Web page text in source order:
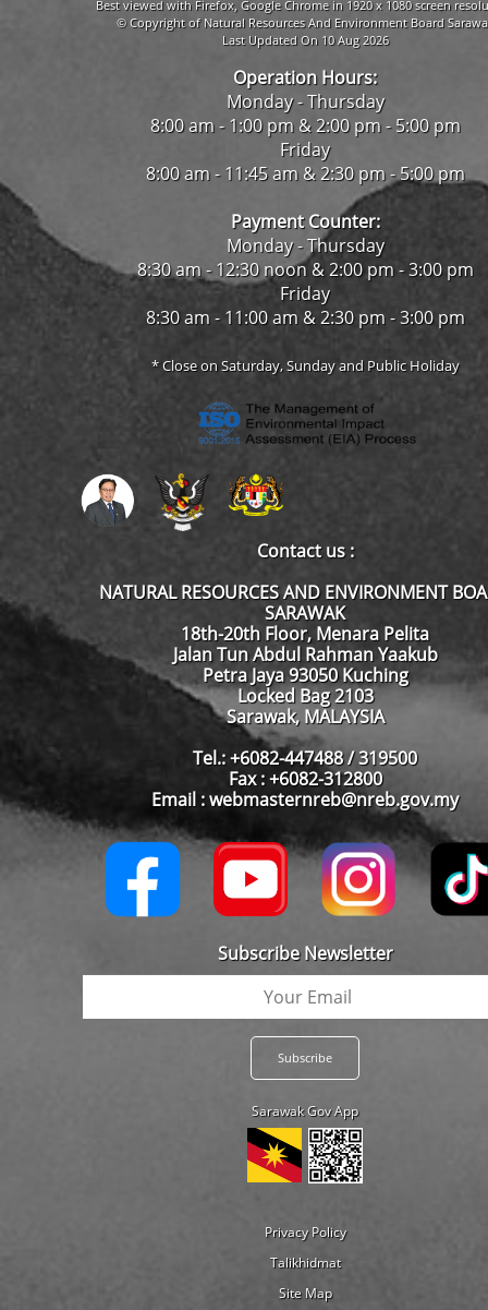
Best viewed with Firefox, Google Chrome in 1920 x 1080 screen
© Copyright of Natural Resources And Environment Board
Last Updated On 10 Aug 2026
Operation Hours:
Monday - Thursday
8:00 am - 1:00 pm & 2:00 pm - 5:00 pm
Friday
8:00 am - 11:45 am & 2:30 pm - 5:00 pm
Payment Counter:
Monday - Thursday
8:30 am - 12:30 noon & 2:00 pm - 3:00 pm
Friday
8:30 am - 11:00 am & 2:30 pm - 3:00 pm
* Close on Saturday, Sunday and Public Holiday
Contact us :
NATURAL RESOURCES AND ENVIRONMENT
SARAWAK
18th-20th Floor, Menara Pelita
Jalan Tun Abdul Rahman Yaakub
Petra Jaya 93050 Kuching
Locked Bag 2103
Sarawak, MALAYSIA
Tel.: +6082-447488 / 319500
Fax : +6082-312800
Email : webmasternreb@nreb.gov.my
Subscribe Newsletter
Sarawak Gov App
Privacy Policy
Talikhidmat
Site Map